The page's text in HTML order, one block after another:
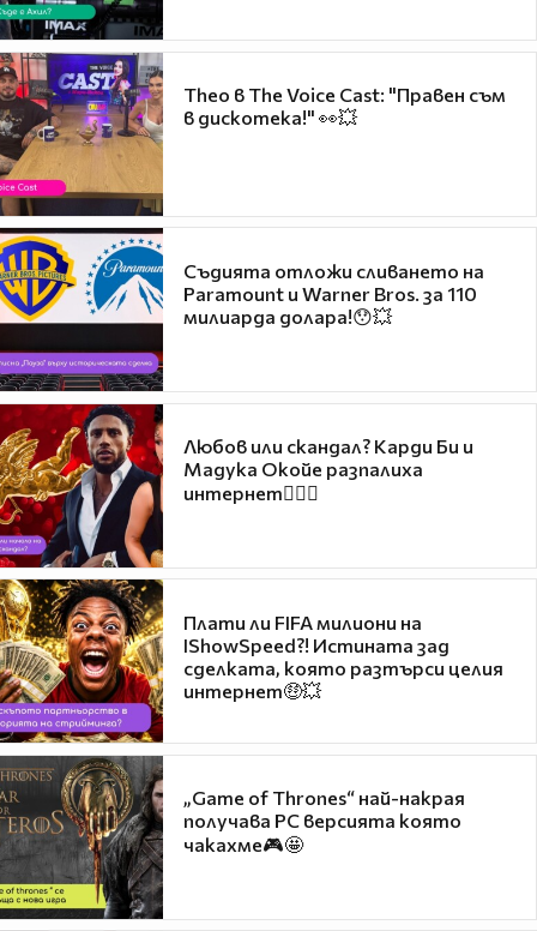
Theo в The Voice Cast: "Правен съм
в дискотека!" 👀💥
Съдията отложи сливането на
Paramount и Warner Bros. за 110
милиарда долара!😯💥
Любов или скандал? Карди Би и
Мадука Окойе разпалиха
интернет❤️‍🔥🔥
Плати ли FIFA милиони на
IShowSpeed?! Истината зад
сделката, която разтърси целия
интернет🤑💥
„Game of Thrones“ най-накрая
получава PC версията която
чакахме🎮🤩